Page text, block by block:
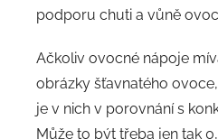
podporu chuti a vůně
Ačkoliv ovocné nápoje
obrázky šťavnatého
je v nich v porovnání s
Může to být třeba jen tak